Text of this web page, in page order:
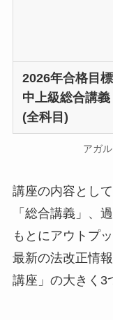
2026年合格目標
中上級総合講義
(全科目)
アガ
講座の内容とし
「総合講義」、
もとにアウトプ
最新の法改正情
講座」の大きく3